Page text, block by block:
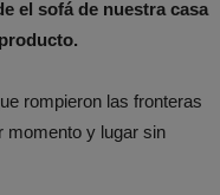
el sofá de nuestra casa
rompieron las fronteras
momento y lugar sin